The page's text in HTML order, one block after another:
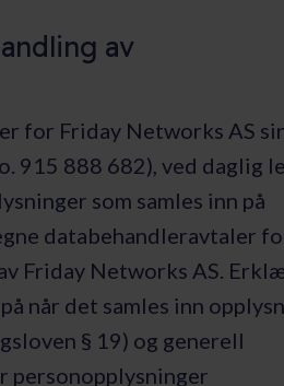
av
for Friday Networks AS
915 888 682), ved daglig
som samles inn på
databehandleravtaler
Friday Networks AS.
når det samles inn
§ 19) og generell
personopplysninger